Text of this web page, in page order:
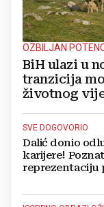
OZBILJAN
BiH ulazi u
tranzicija
životnog
SVE DOGOVORIO
Dalić donio
karijere!
reprezentaciju